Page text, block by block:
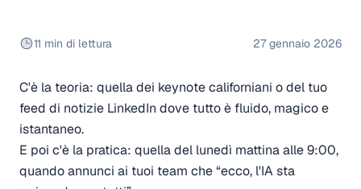
11 min di lettura 27 gennaio 2026
C'è la teoria: quella dei keynote californiani o del tuo
feed di notizie LinkedIn dove tutto è fluido, magico e
istantaneo.
E poi c'è la pratica: quella del lunedì mattina alle 9:00,
quando annunci ai tuoi team che “ecco, l'IA sta